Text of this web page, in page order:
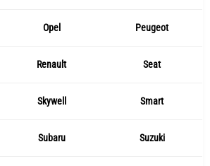
Opel Peugeot
Renault Seat
Skywell Smart
Subaru Suzuki